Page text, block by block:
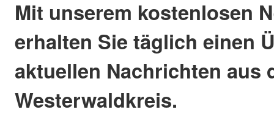
Mit unserem kostenlosen
erhalten Sie täglich einen
aktuellen Nachrichten aus
Westerwaldkreis.